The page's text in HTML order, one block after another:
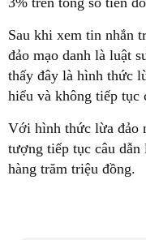
Sau khi xem tin nhắn
đảo mạo danh là luật
thấy đây là hình thức
hiểu và không tiếp tục
Với hình thức lừa đảo
tượng tiếp tục câu
hàng trăm triệu đồng.